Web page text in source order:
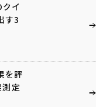
イ
す3
を評
定